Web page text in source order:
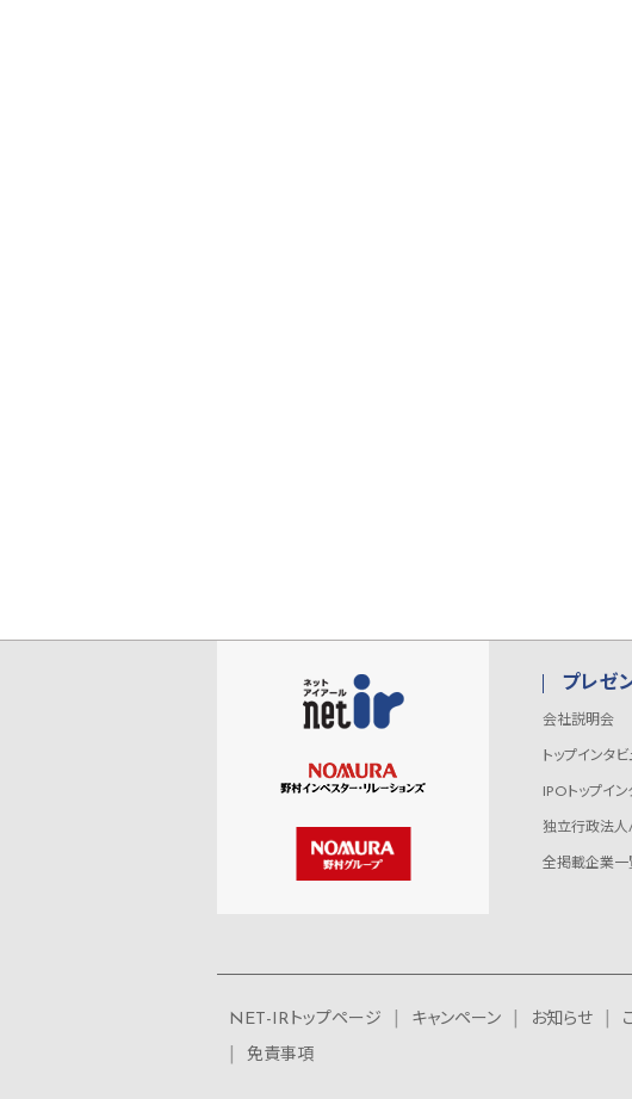
プレゼ
会社説明会
トップインタビ
IPOトップイ
独立行政法
全掲載企業一
NET-IRトップページ キャンペーン お知らせ
免責事項